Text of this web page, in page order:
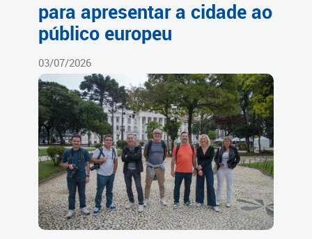
para apresentar a cidade ao
público europeu
03/07/2026